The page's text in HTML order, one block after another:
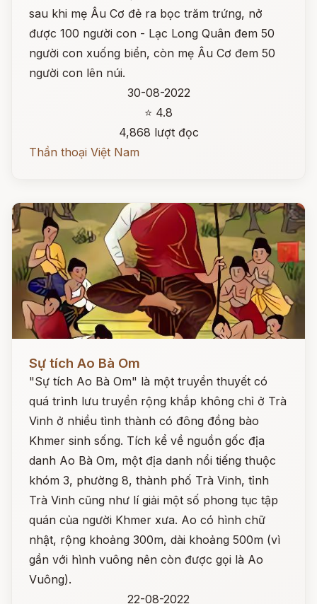
sau khi mẹ Âu Cơ đẻ ra bọc trăm trứng, nở
được 100 người con - Lạc Long Quân đem 50
người con xuống biển, còn mẹ Âu Cơ đem 50
người con lên núi.
30-08-2022
⭐ 4.8
4,868 lượt đọc
Thần thoại Việt Nam
Sự tích Ao Bà Om
"Sự tích Ao Bà Om" là một truyền thuyết có
quá trình lưu truyền rộng khắp không chỉ ở Trà
Vinh ở nhiều tình thành có đông đồng bào
Khmer sinh sống. Tích kể về nguồn gốc địa
danh Ao Bà Om, một địa danh nổi tiếng thuộc
khóm 3, phường 8, thành phố Trà Vinh, tỉnh
Trà Vinh cũng như lí giải một số phong tục tập
quán của người Khmer xưa. Ao có hình chữ
nhật, rộng khoảng 300m, dài khoảng 500m (vì
gần với hình vuông nên còn được gọi là Ao
Vuông).
22-08-2022